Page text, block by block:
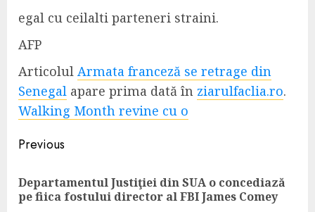
egal cu ceilalti parteneri straini.
AFP
Articolul Armata franceză se retrage din
Senegal apare prima dată în ziarulfaclia.ro.
Walking Month revine cu o
Continue
Reading
Previous
Departamentul Justiţiei din SUA o concediază
pe fiica fostului director al FBI James Comey